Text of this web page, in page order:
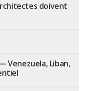
doivent
Venezuela, Liban,